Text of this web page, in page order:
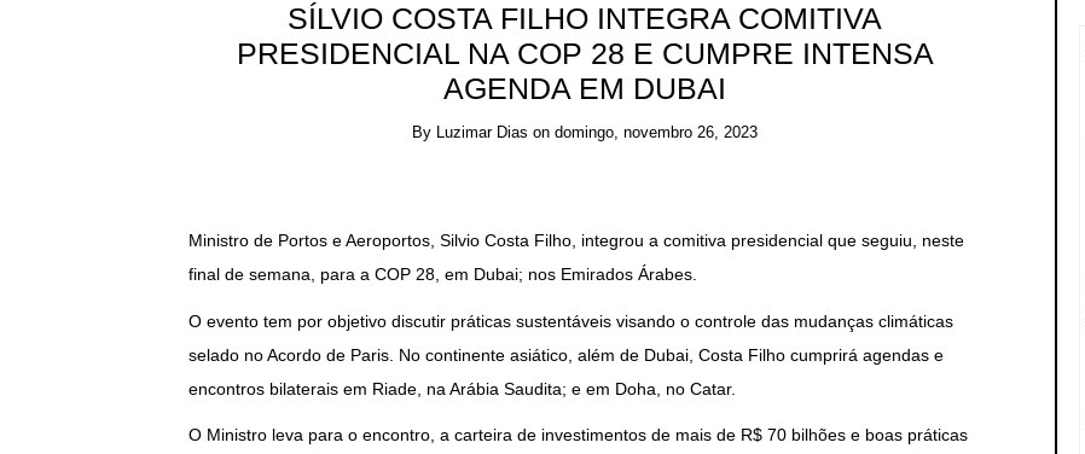
SÍLVIO COSTA FILHO INTEGRA COMITIVA
PRESIDENCIAL NA COP 28 E CUMPRE INTENSA
AGENDA EM DUBAI
By Luzimar Dias ondomingo, novembro 26, 2023
Ministro de Portos e Aeroportos, Silvio Costa Filho, integrou a comitiva presidencial que seguiu, neste
final de semana, para a COP 28, em Dubai; nos Emirados Árabes.
O evento tem por objetivo discutir práticas sustentáveis visando o controle das mudanças climáticas
selado no Acordo de Paris. No continente asiático, além de Dubai, Costa Filho cumprirá agendas e
encontros bilaterais em Riade, na Arábia Saudita; e em Doha, no Catar.
O Ministro leva para o encontro, a carteira de investimentos de mais de R$ 70 bilhões e boas práticas